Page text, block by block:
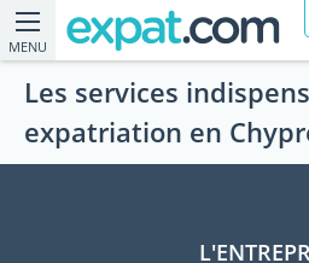
MENU
Les services
expatriation en